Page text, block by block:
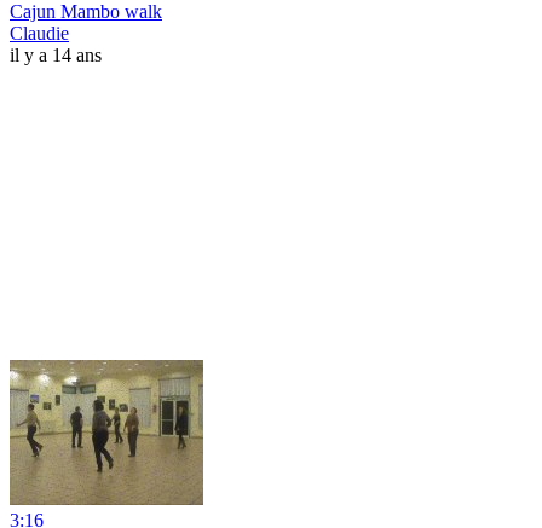
Cajun Mambo walk
Claudie
il y a 14 ans
3:16